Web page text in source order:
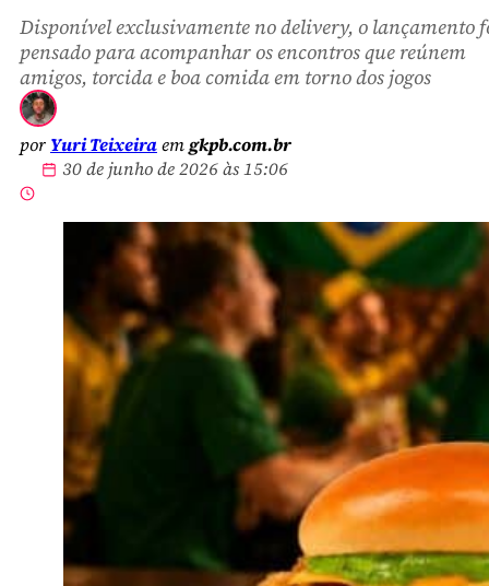
Disponível exclusivamente no delivery, o lançamento
pensado para acompanhar os encontros que reúnem
amigos, torcida e boa comida em torno dos jogos
por Yuri Teixeiraemgkpb.com.br
30 de junho de 2026 às 15:06